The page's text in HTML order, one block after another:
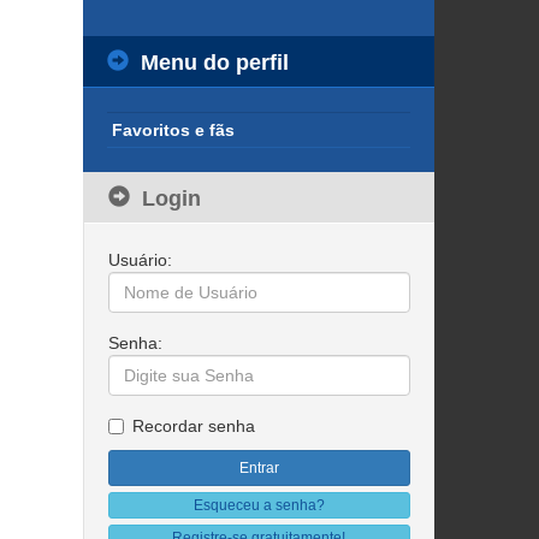
Menu do perfil
Favoritos e fãs
Login
Usuário:
Senha:
Recordar senha
Esqueceu a senha?